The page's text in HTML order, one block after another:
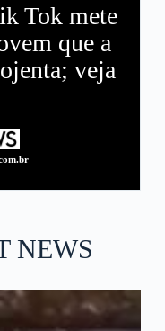
Tok mete
que a
veja
NEWS